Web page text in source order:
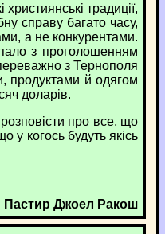
традиції,
справу багато часу,
а не конкурентами.
з проголошенням
з Тернополя
продуктами й одягом
доларів.
про все, що
у когось будуть якісь
Пастир Джоел Ракош